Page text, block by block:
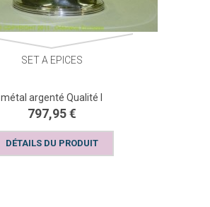
SET A EPICES
métal argenté Qualité I
797,95 €
DÉTAILS DU PRODUIT